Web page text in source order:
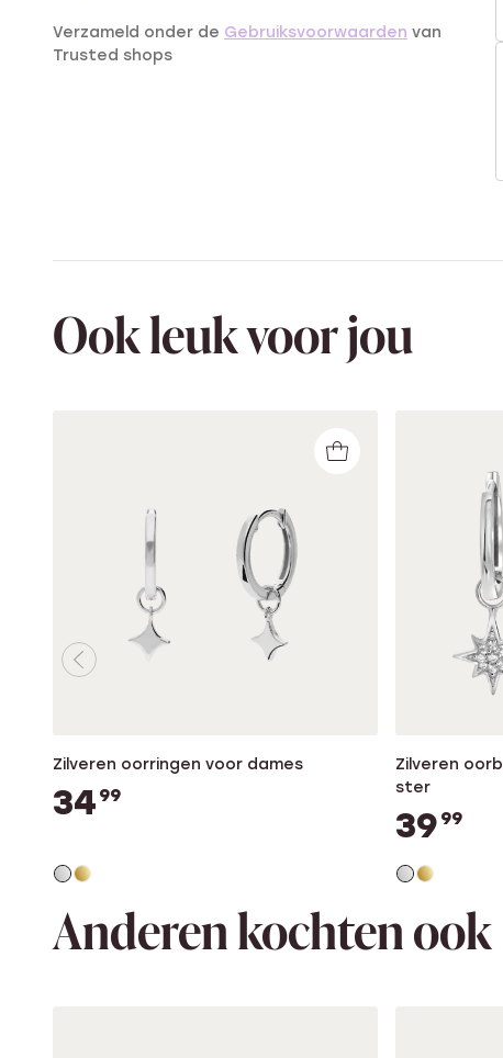
Verzameld onder de Gebruiksvoorwaarden van
Trusted shops
Ook leuk voor jou
Zilveren oorringen voor dames
34 99
Zilveren
ster
39 99
Anderen kochten ook